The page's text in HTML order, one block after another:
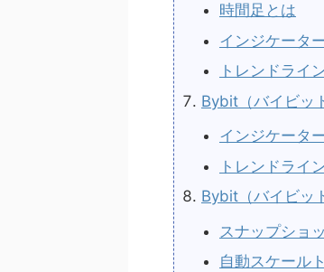
時間足とは
インジケータ
トレンドライ
Bybit（バイビッ
インジケータ
トレンドライ
Bybit（バイビッ
スナップショ
自動スケール